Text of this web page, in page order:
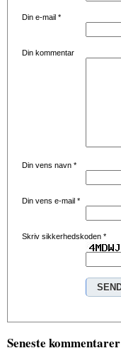
Din e-mail *
Din kommentar
Din vens navn *
Din vens e-mail *
Skriv sikkerhedskoden *
Seneste kommentarer